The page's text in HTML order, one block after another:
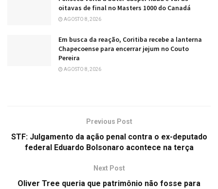
oitavas de final no Masters 1000 do Canadá
AGOSTO 8, 2026
Em busca da reação, Coritiba recebe a lanterna
Chapecoense para encerrar jejum no Couto
Pereira
AGOSTO 8, 2026
Previous Post
STF: Julgamento da ação penal contra o ex-deputado
federal Eduardo Bolsonaro acontece na terça
Next Post
Oliver Tree queria que patrimônio não fosse para